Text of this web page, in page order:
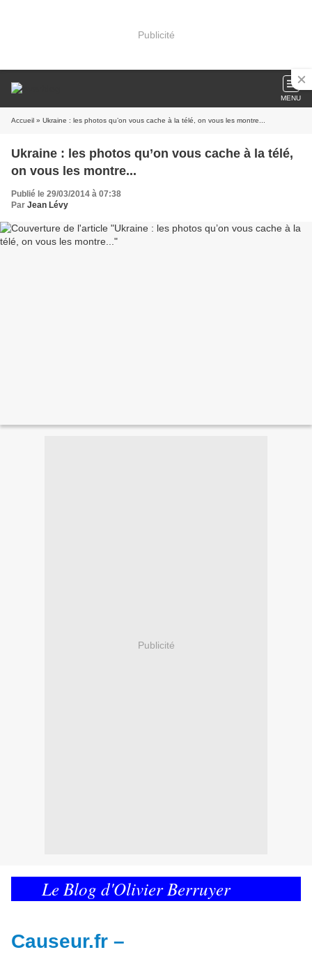
Publicité
MENU
Accueil » Ukraine : les photos qu’on vous cache à la télé, on vous les montre...
Ukraine : les photos qu’on vous cache à la télé,
on vous les montre...
Publié le 29/03/2014 à 07:38
Par Jean Lévy
Publicité
Le Blog d'Olivier Berruyer
Causeur.fr –